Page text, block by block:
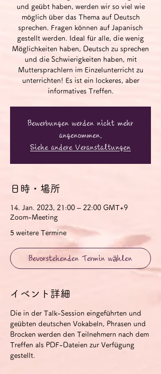
und geübt haben, werden wir so viel wie
möglich über das Thema auf Deutsch
sprechen. Fragen können auf Japanisch
gestellt werden. Ideal für alle, die wenig
Möglichkeiten haben, Deutsch zu sprechen
und die Schwierigkeiten haben, mit
Muttersprachlern im Einzelunterricht zu
unterrichten! Es ist ein lockeres, aber
informatives Treffen.
Bewerbungen werden nicht mehr
angenommen.
Siehe andere Veranstaltungen
日時・場所
14. Jan. 2023, 21:00 – 22:00 GMT+9
Zoom-Meeting
5 weitere Termine
Bevorstehenden Termin wählen
イベント詳細
Die in der Talk-Session eingeführten und
geübten deutschen Vokabeln, Phrasen und
Brocken werden den Teilnehmern nach dem
Treffen als PDF-Dateien zur Verfügung
gestellt.